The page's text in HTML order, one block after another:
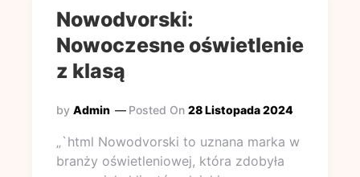
Nowodvorski:
Nowoczesne oświetlenie
z klasą
by Admin Posted On 28 Listopada 2024
„`html Nowodvorski to uznana marka w
branży oświetleniowej, która zdobyła